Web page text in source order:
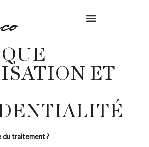
ET
du traitement ?